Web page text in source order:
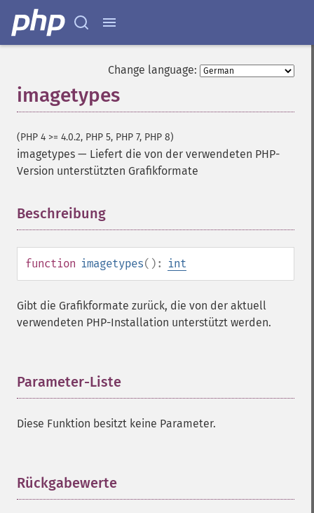
Change language:
imagetypes
(PHP 4 >= 4.0.2, PHP 5, PHP 7, PHP 8)
imagetypes — Liefert die von der verwendeten PHP-
Version unterstützten Grafikformate
Beschreibung
function imagetypes(): int
Gibt die Grafikformate zurück, die von der aktuell
verwendeten PHP-Installation unterstützt werden.
Parameter-Liste
Diese Funktion besitzt keine Parameter.
Rückgabewerte